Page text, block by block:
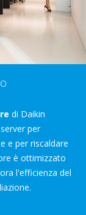
di Daikin
per
e per riscaldare
è ottimizzato
l'efficienza del